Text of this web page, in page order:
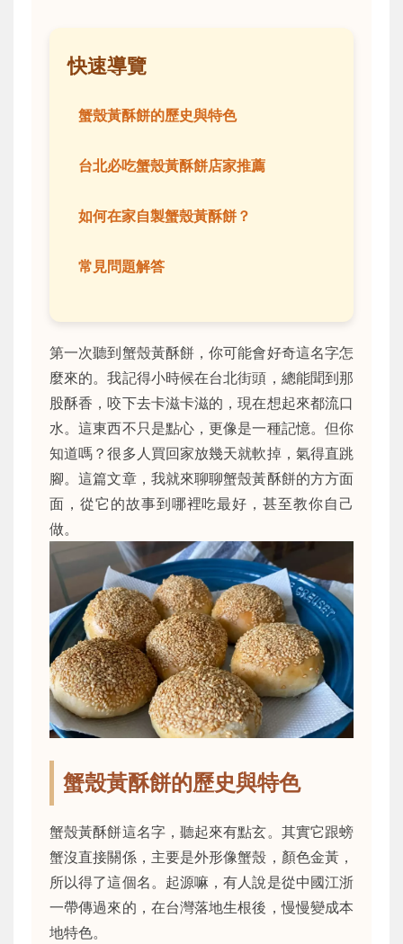
快速導覽
蟹殼黃酥餅的歷史與特色
台北必吃蟹殼黃酥餅店家推薦
如何在家自製蟹殼黃酥餅？
常見問題解答
第一次聽到蟹殼黃酥餅，你可能會好奇這名字怎
麼來的。我記得小時候在台北街頭，總能聞到那
股酥香，咬下去卡滋卡滋的，現在想起來都流口
水。這東西不只是點心，更像是一種記憶。但你
知道嗎？很多人買回家放幾天就軟掉，氣得直跳
腳。這篇文章，我就來聊聊蟹殼黃酥餅的方方面
面，從它的故事到哪裡吃最好，甚至教你自己
做。
蟹殼黃酥餅的歷史與特色
蟹殼黃酥餅這名字，聽起來有點玄。其實它跟螃
蟹沒直接關係，主要是外形像蟹殼，顏色金黃，
所以得了這個名。起源嘛，有人說是從中國江浙
一帶傳過來的，在台灣落地生根後，慢慢變成本
地特色。